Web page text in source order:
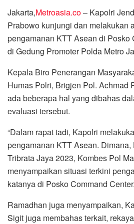
Jakarta,Metroasia.co– Kapolri
Prabowo kunjungi dan melakukan
pengamanan KTT Asean di Posko
di Gedung Promoter Polda Metro
Kepala Biro Penerangan
Humas Polri, Brigjen Pol. Achmad
ada beberapa hal yang dibahas
evaluasi tersebut.
“Dalam rapat tadi, Kapolri
pengamanan KTT Asean. Dimana,
Tribrata Jaya 2023, Kombes Pol
menyampaikan situasi terkini
katanya di Posko Command Center.
Ramadhan juga menyampaikan,
Sigit juga membahas terkait,